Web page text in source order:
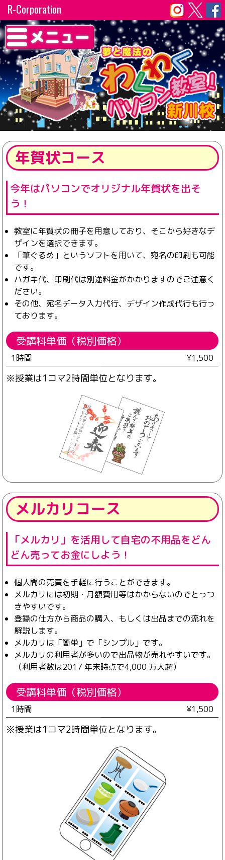
R-Corporation
メニュー
年賀状コース
今年はパソコンでオリジナル年賀状を出そ
う！
教室に年賀状の冊子を用意しており、そこから好きなデ
ザインを選択できます。
「筆ぐるめ」というソフトを用いて、宛名の印刷も可能
です。
ハガキ代、印刷代は別途料金がかかりますのでご注意く
ださい。
その他、宛名データ入力代行、デザイン作成代行も行っ
ております。
受講料単価（税別価格）
1時間 ¥1,500
※授業は1コマ2時間単位となります。
メルカリコース
「メルカリ」を活用して自宅の不用品をどん
どん売ってお金にしよう！
個人間の売買を手軽に行うことができます。
メルカリには初期・月額費用等はかからないのでとっつ
きやすいです。
登録の仕方から商品の購入、もしくは出品までの流れを
解説します。
メルカリは「簡単」で「シンプル」です。
メルカリの利用者が多いので出品物が売れやすいです。
（利用者数は2017 年末時点で4,000 万人超）
受講料単価（税別価格）
1時間 ¥1,500
※授業は1コマ2時間単位となります。